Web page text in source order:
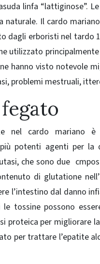
linfa “lattiginose”.
naturale. Il cardo
dagli erboristi nel tardo
utilizzato
hanno visto notevole
problemi mestruali,
nel cardo mariano è
potenti agenti per la
che sono due
di glutatione
l’intestino dal danno
tossine possono
proteica per migliorare
per trattare l’epatite